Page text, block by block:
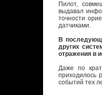
Пилот,
выдавал
точности
датчиками.
В
других
отражения в
Даже по
приходилось
событий тех